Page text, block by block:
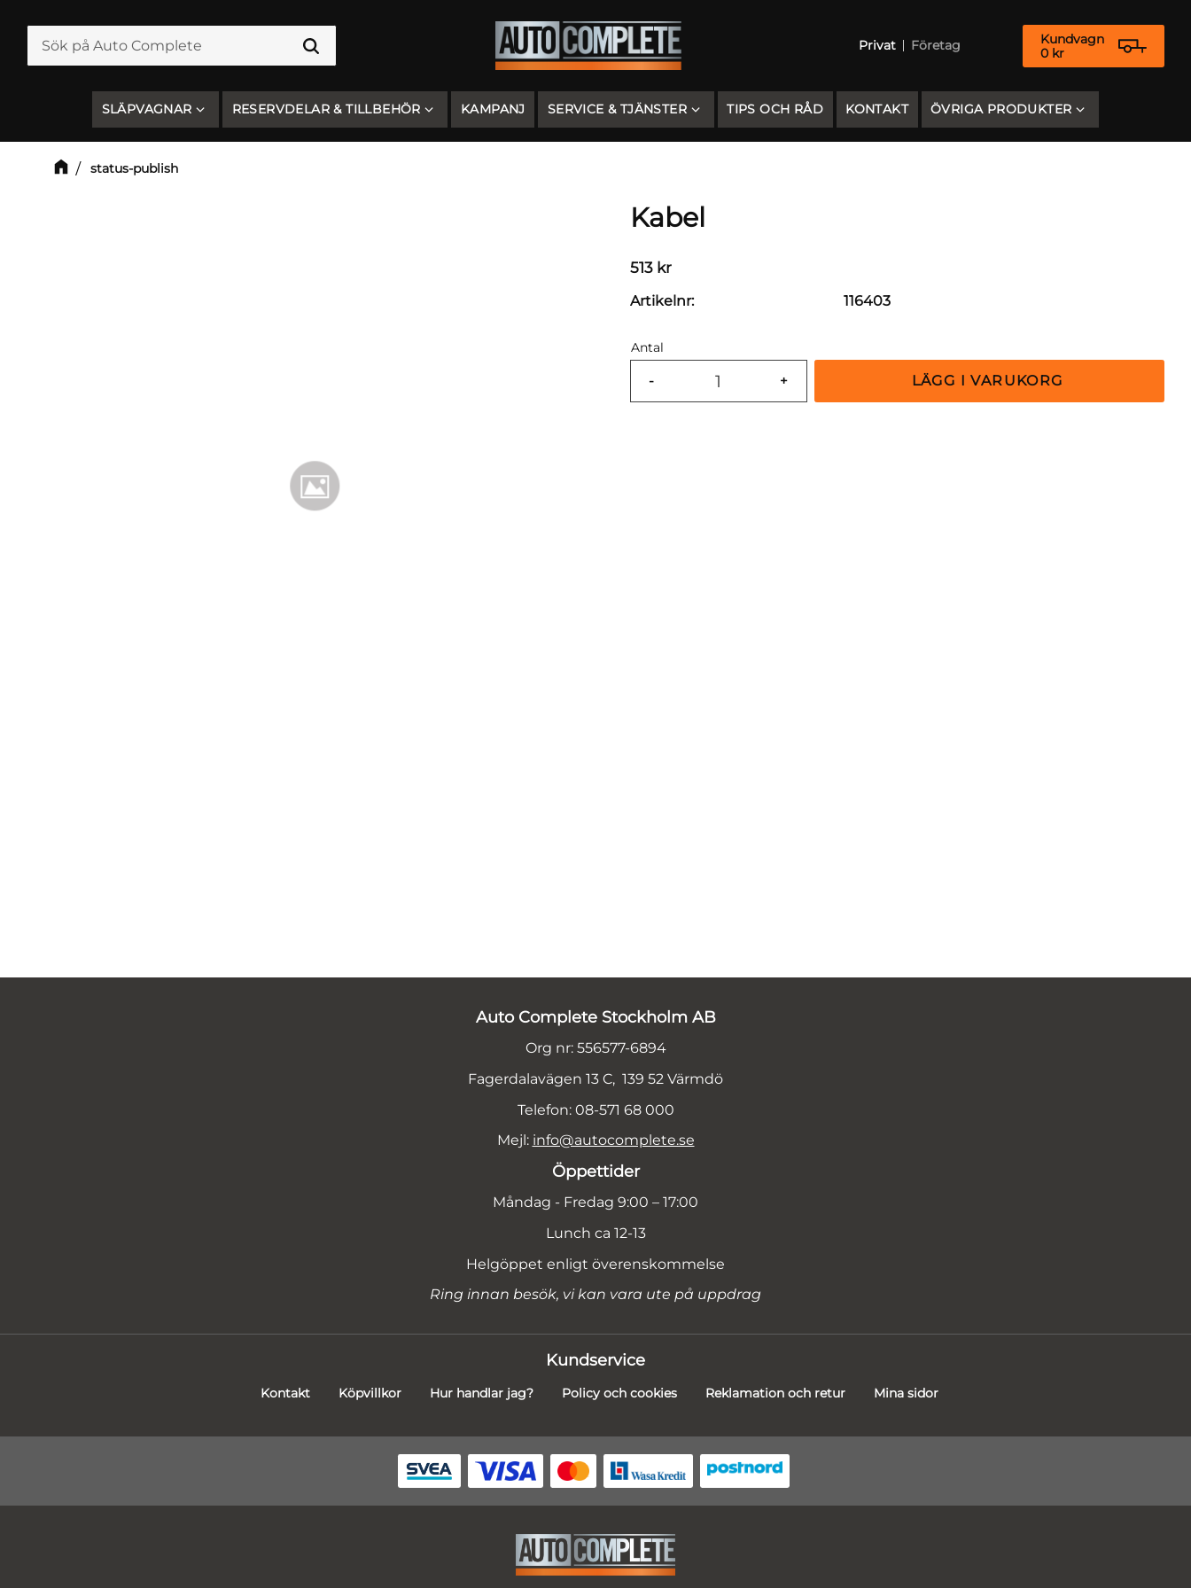
Privat Företag
Kundvagn
0 kr
SLÄPVAGNAR RESERVDELAR & TILLBEHÖR KAMPANJ SERVICE & TJÄNSTER TIPS OCH RÅD KONTAKT ÖVRIGA PRODUKTER
status-publish
Kabel
513kr
Antal
+
-
Artikelnr 116403
Auto Complete Stockholm AB
Org nr: 556577-6894
Fagerdalavägen 13 C, 139 52 Värmdö
Telefon: 08-571 68 000
Mejl: info@autocomplete.se
Öppettider
Måndag - Fredag 9:00 – 17:00
Lunch ca 12-13
Helgöppet enligt överenskommelse
Ring innan besök, vi kan vara ute på uppdrag
Kundservice
Kontakt Köpvillkor Hur handlar jag? Policy och cookies Reklamation och retur Mina sidor